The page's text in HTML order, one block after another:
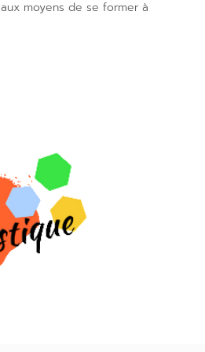
aux moyens de se former à